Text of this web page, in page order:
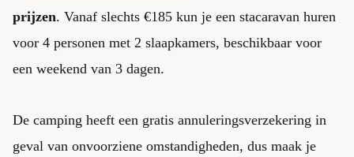
prijzen. Vanaf slechts €185 kun je een stacaravan huren
voor 4 personen met 2 slaapkamers, beschikbaar voor
een weekend van 3 dagen.
De camping heeft een gratis annuleringsverzekering in
geval van onvoorziene omstandigheden, dus maak je